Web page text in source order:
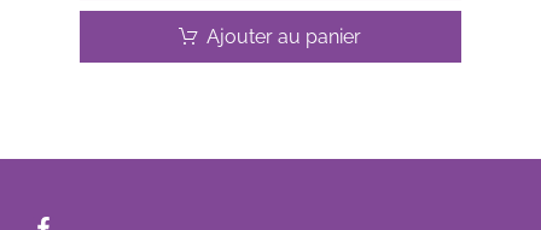
Ajouter au panier